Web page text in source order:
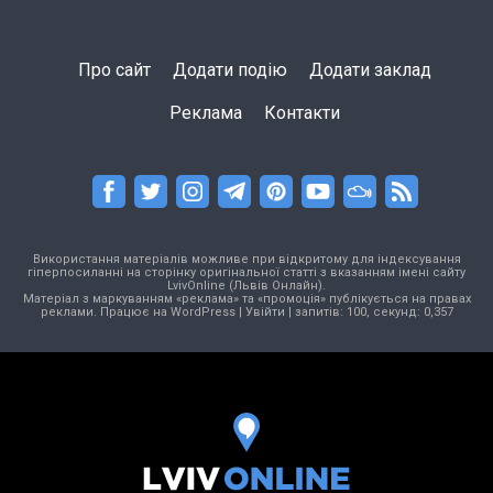
Про сайт Додати подію Додати заклад
Реклама Контакти
Використання матеріалів можливе при відкритому для індексування
гіперпосиланні на сторінку оригінальної статті з вказанням імені сайту
LvivOnline (Львів Онлайн).
Матеріал з маркуванням «реклама» та «промоція» публікується на правах
реклами. Працює на WordPress| Увійти | запитів: 100, секунд: 0,357